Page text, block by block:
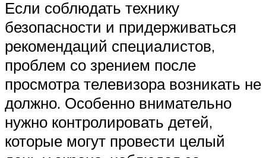
Если соблюдать технику
безопасности и придерживаться
рекомендаций специалистов,
проблем со зрением после
просмотра телевизора возникать не
должно. Особенно внимательно
нужно контролировать детей,
которые могут провести целый